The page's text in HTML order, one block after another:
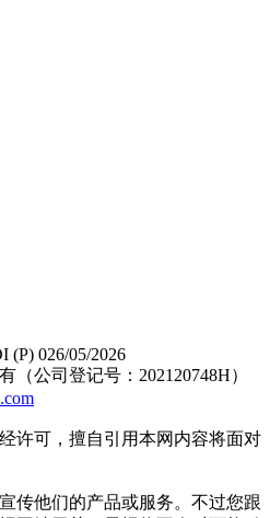
(P) 026/05/2026
（公司登记号：202120748H）
许可，擅自引用本网内容将面对
传他们的产品或服务。不过您跟